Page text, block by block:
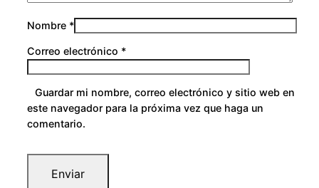
Nombre *
Correo electrónico *
Guardar mi nombre, correo electrónico y sitio web en
este navegador para la próxima vez que haga un
comentario.